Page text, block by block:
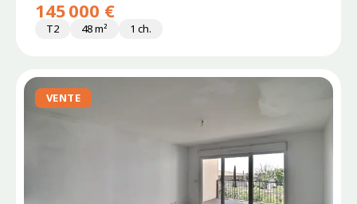
145 000 €
T2 48 m² 1 ch.
VENTE